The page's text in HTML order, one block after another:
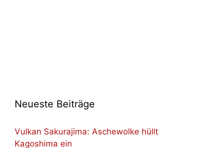
Neueste Beiträge
Vulkan Sakurajima: Aschewolke hüllt
Kagoshima ein